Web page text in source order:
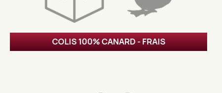
COLIS 100% CANARD - FRAIS